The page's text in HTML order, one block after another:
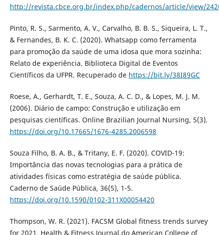
http://revista.cbce.org.br/index.php/cadernos/article/view/
Pinto, R. S., Sarmento, A. V., Carvalho, B. B. S., Siqueira, L. T.,
& Fernandes, B. K. C. (2020). Whatsapp como ferramenta
para promoção da saúde de uma idosa que mora sozinha:
Relato de experiência. Biblioteca Digital de Eventos
Científicos da UFPR. Recuperado de https://bit.ly/38I89GC
Roese, A., Gerhardt, T. E., Souza, A. C. D., & Lopes, M. J. M.
(2006). Diário de campo: Construção e utilização em
pesquisas científicas. Online Brazilian Journal Nursing, 5(3).
https://doi.org/10.17665/1676-4285.2006598
Souza Filho, B. A. B., & Tritany, E. F. (2020). COVID-19:
Importância das novas tecnologias para a prática de
atividades físicas como estratégia de saúde pública.
Caderno de Saúde Pública, 36(5), 1-5.
https://doi.org/10.1590/0102-311X00054420
Thompson, W. R. (2021). FACSM Global fitness trends survey
for 2021. Health & Fitness Journal do American College of